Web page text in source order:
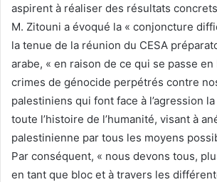
aspirent à réaliser des résultats
M. Zitouni a évoqué la « conjoncture
la tenue de la réunion du CESA
arabe, « en raison de ce qui se passe
crimes de génocide perpétrés contre
palestiniens qui font face à l’agression
toute l’histoire de l’humanité, visant à
palestinienne par tous les moyens
Par conséquent, « nous devons tous,
en tant que bloc et à travers les